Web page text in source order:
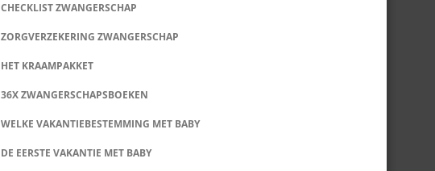
CHECKLIST ZWANGERSCHAP
ZORGVERZEKERING ZWANGERSCHAP
HET KRAAMPAKKET
36X ZWANGERSCHAPSBOEKEN
WELKE VAKANTIEBESTEMMING MET BABY
DE EERSTE VAKANTIE MET BABY